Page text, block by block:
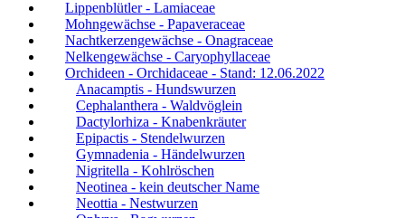
Lippenblütler - Lamiaceae
Mohngewächse - Papaveraceae
Nachtkerzengewächse - Onagraceae
Nelkengewächse - Caryophyllaceae
Orchideen - Orchidaceae - Stand: 12.06.2022
Anacamptis - Hundswurzen
Cephalanthera - Waldvöglein
Dactylorhiza - Knabenkräuter
Epipactis - Stendelwurzen
Gymnadenia - Händelwurzen
Nigritella - Kohlröschen
Neotinea - kein deutscher Name
Neottia - Nestwurzen